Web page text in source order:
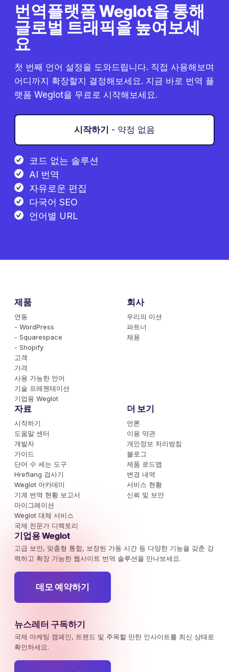
번역플랫폼 Weglot을 통해
글로벌 트래픽을 높여보세
요
첫 번째 언어 설정을 도와드립니다. 직접 사용해보며
어디까지 확장할지 결정해보세요. 지금 바로 번역 플
랫폼 Weglot을 무료로 시작해보세요.
시작하기 - 약정 없음
코드 없는 솔루션
AI 번역
자유로운 편집
다국어 SEO
언어별 URL
제품
연동
- WordPress
- Squarespace
- Shopify
고객
가격
사용 가능한 언어
기술 프레젠테이션
기업용 Weglot
회사
우리의 미션
파트너
채용
자료
시작하기
도움말 센터
개발자
가이드
단어 수 세는 도구
Hreflang 검사기
Weglot 아카데미
기계 번역 현황 보고서
마이그레이션
Weglot 대체 서비스
국제 전문가 디렉토리
더 보기
언론
이용 약관
개인정보 처리방침
블로그
제품 로드맵
변경 내역
서비스 현황
신뢰 및 보안
기업용 Weglot
고급 보안, 맞춤형 통합, 보장된 가동 시간 등 다양한 기능을 갖춘 강
력하고 확장 가능한 웹사이트 번역 솔루션을 만나보세요.
데모 예약하기
뉴스레터 구독하기
국제 마케팅 캠페인, 트렌드 및 주목할 만한 인사이트를 최신 상태로
확인하세요.